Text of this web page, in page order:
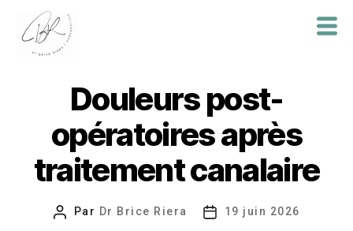
Douleurs post-
opératoires après
traitement canalaire
Auteur
Par Dr Brice Riera
Date19 juin 2026